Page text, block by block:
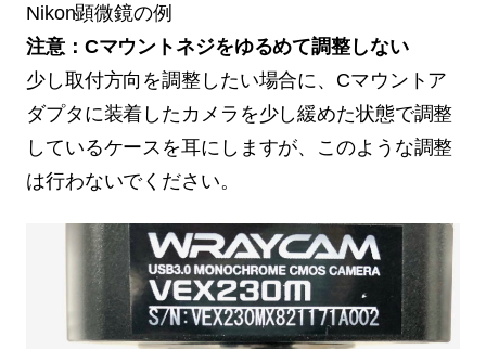
Nikon顕微鏡の例
注意：Cマウントネジをゆるめて調整しない
少し取付方向を調整したい場合に、Cマウントア
ダプタに装着したカメラを少し緩めた状態で調整
しているケースを耳にしますが、このような調整
は行わないでください。